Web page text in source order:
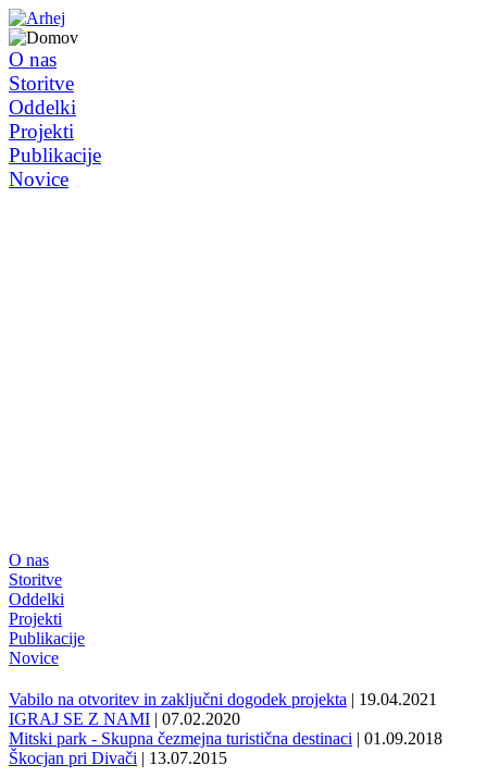
O nas
Storitve
Oddelki
Projekti
Publikacije
Novice
O nas
Storitve
Oddelki
Projekti
Publikacije
Novice
Vabilo na otvoritev in zaključni dogodek projekta | 19.04.2021
IGRAJ SE Z NAMI | 07.02.2020
Mitski park - Skupna čezmejna turistična destinaci | 01.09.2018
Škocjan pri Divači | 13.07.2015